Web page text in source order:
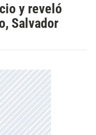
y reveló
Salvador